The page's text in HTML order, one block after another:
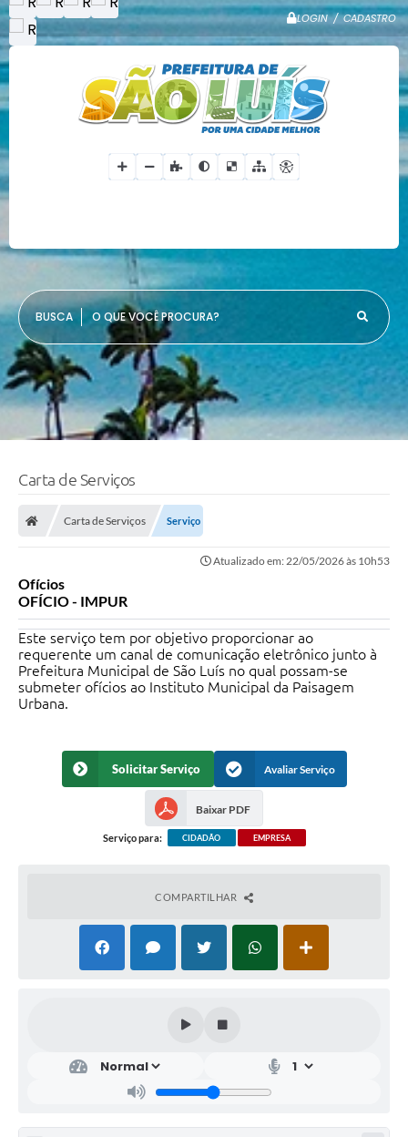
LOGIN / CADASTRO
O QUE VOCÊ PROCURA?
Carta de Serviços
Carta de Serviços Serviço
Atualizado em: 22/05/2026 às 10h53
Ofícios
OFÍCIO - IMPUR
Este serviço tem por objetivo proporcionar ao
requerente um canal de comunicação eletrônico junto à
Prefeitura Municipal de São Luís no qual possam-se
submeter ofícios ao Instituto Municipal da Paisagem
Urbana.
Solicitar Serviço Avaliar Serviço
Baixar PDF
Serviço para: CIDADÃO EMPRESA
COMPARTILHAR